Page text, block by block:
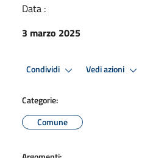
Data :
3 marzo 2025
Condividi Vedi azioni
Categorie:
Comune